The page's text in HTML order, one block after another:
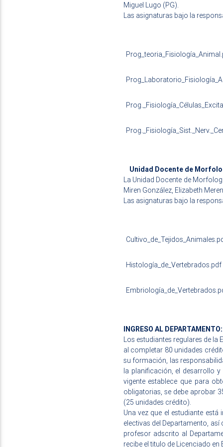
Miguel Lugo (PG).
Las asignaturas bajo la
Unidad Docente de
La Unidad Docente de
Miren González, Elizabeth
Las asignaturas bajo la
Histología_de_Vertebrados.pdf
INGRESO AL DEPARTAMENTO:
Los estudiantes regulares de
al completar 80 unidades
su formación, las
la planificación, el desarrollo
vigente establece que para
obligatorias, se debe aprobar
(25 unidades crédito).
Una vez que el estudiante
electivas del Departamento,
profesor adscrito al
recibe el titulo de Licenciado